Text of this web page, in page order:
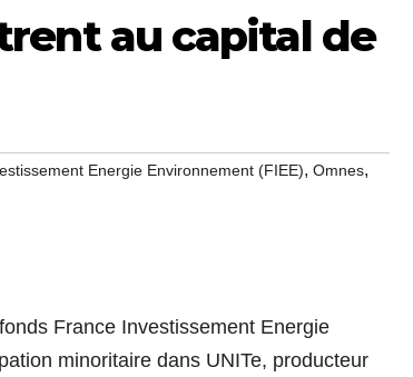
au capital de
Energie Environnement (FIEE), Omnes,
France Investissement Energie
minoritaire dans UNITe, producteur